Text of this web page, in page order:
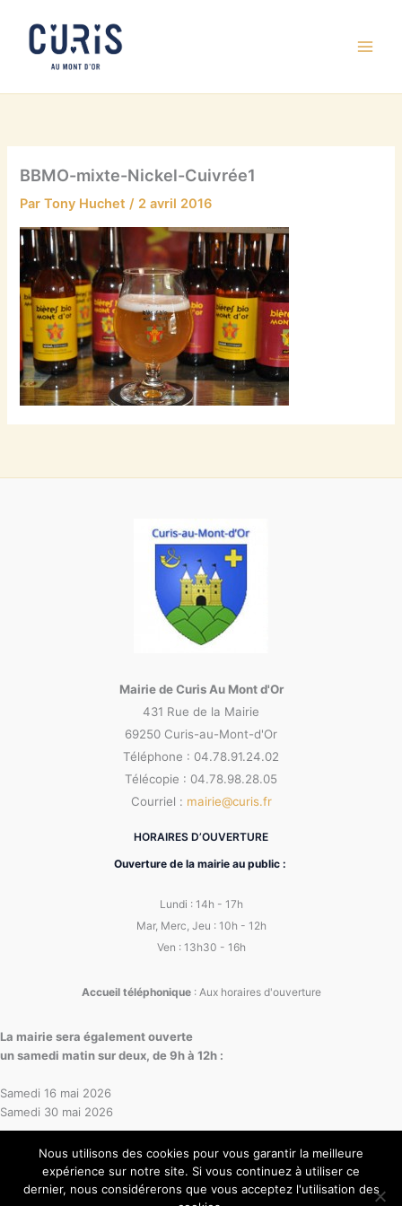
contenu
BBMO-mixte-Nickel-Cuivrée1
ParTony Huchet/ 2 avril 2016
Mairie de Curis Au Mont d'Or
431 Rue de la Mairie
69250 Curis-au-Mont-d'Or
Téléphone : 04.78.91.24.02
Télécopie : 04.78.98.28.05
Courriel : mairie@curis.fr
HORAIRES D’OUVERTURE
Ouverture de la mairie au public :
Lundi : 14h - 17h
Mar, Merc, Jeu : 10h - 12h
Ven : 13h30 - 16h
Accueil téléphonique: Aux horaires d'ouverture
La mairie sera également ouverte
un samedi matin sur deux, de 9h à 12h :
Samedi 16 mai 2026
Samedi 30 mai 2026
Nous utilisons des cookies pour vous garantir la meilleure
expérience sur notre site. Si vous continuez à utiliser ce
dernier, nous considérerons que vous acceptez l'utilisation des